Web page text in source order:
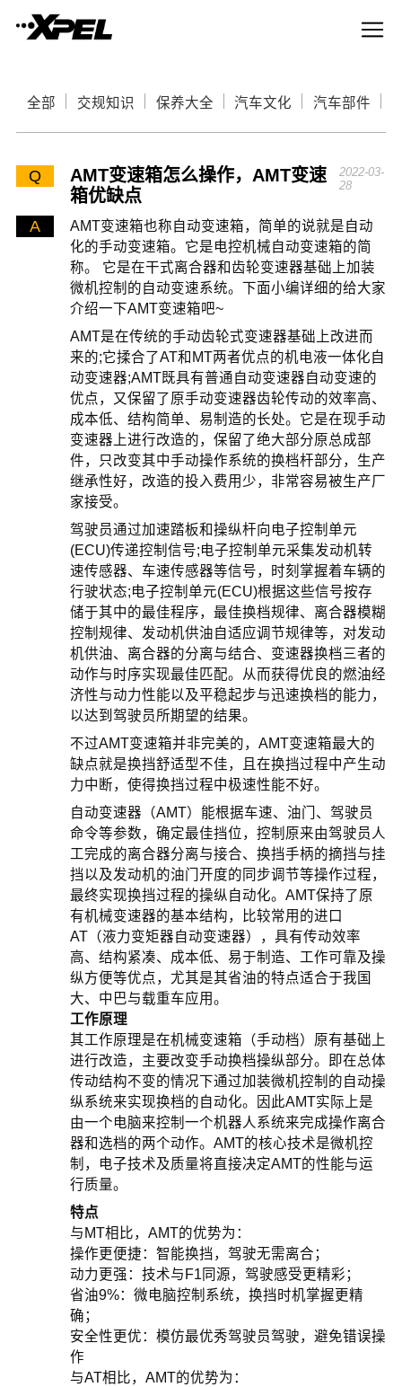
全部 交规知识 保养大全 汽车文化 汽车部件
Q
AMT变速箱怎么操作，AMT变速
箱优缺点
2022-03-
28
A
AMT变速箱也称自动变速箱，简单的说就是自动
化的手动变速箱。它是电控机械自动变速箱的简
称。 它是在干式离合器和齿轮变速器基础上加装
微机控制的自动变速系统。下面小编详细的给大家
介绍一下AMT变速箱吧~
AMT是在传统的手动齿轮式变速器基础上改进而
来的;它揉合了AT和MT两者优点的机电液一体化自
动变速器;AMT既具有普通自动变速器自动变速的
优点，又保留了原手动变速器齿轮传动的效率高、
成本低、结构简单、易制造的长处。它是在现手动
变速器上进行改造的，保留了绝大部分原总成部
件，只改变其中手动操作系统的换档杆部分，生产
继承性好，改造的投入费用少，非常容易被生产厂
家接受。
驾驶员通过加速踏板和操纵杆向电子控制单元
(ECU)传递控制信号;电子控制单元采集发动机转
速传感器、车速传感器等信号，时刻掌握着车辆的
行驶状态;电子控制单元(ECU)根据这些信号按存
储于其中的最佳程序，最佳换档规律、离合器模糊
控制规律、发动机供油自适应调节规律等，对发动
机供油、离合器的分离与结合、变速器换档三者的
动作与时序实现最佳匹配。从而获得优良的燃油经
济性与动力性能以及平稳起步与迅速换档的能力，
以达到驾驶员所期望的结果。
不过AMT变速箱并非完美的，AMT变速箱最大的
缺点就是换挡舒适型不佳，且在换挡过程中产生动
力中断，使得换挡过程中极速性能不好。
自动变速器（AMT）能根据车速、油门、驾驶员
命令等参数，确定最佳挡位，控制原来由驾驶员人
工完成的离合器分离与接合、换挡手柄的摘挡与挂
挡以及发动机的油门开度的同步调节等操作过程，
最终实现换挡过程的操纵自动化。AMT保持了原
有机械变速器的基本结构，比较常用的进口
AT（液力变矩器自动变速器），具有传动效率
高、结构紧凑、成本低、易于制造、工作可靠及操
纵方便等优点，尤其是其省油的特点适合于我国
大、中巴与载重车应用。
工作原理
其工作原理是在机械变速箱（手动档）原有基础上
进行改造，主要改变手动换档操纵部分。即在总体
传动结构不变的情况下通过加装微机控制的自动操
纵系统来实现换档的自动化。因此AMT实际上是
由一个电脑来控制一个机器人系统来完成操作离合
器和选档的两个动作。AMT的核心技术是微机控
制，电子技术及质量将直接决定AMT的性能与运
行质量。
特点
与MT相比，AMT的优势为：
操作更便捷：智能换挡，驾驶无需离合；
动力更强：技术与F1同源，驾驶感受更精彩；
省油9%：微电脑控制系统，换挡时机掌握更精
确；
安全性更优：模仿最优秀驾驶员驾驶，避免错误操
作
与AT相比，AMT的优势为：